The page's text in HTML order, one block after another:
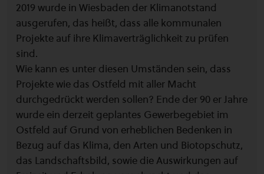
2019 wurde in Wiesbaden der Klimanotstand
ausgerufen, das heißt, dass alle kommunalen
Projekte auf ihre Klimaverträglichkeit zu prüfen
sind.
Wie kann es unter diesen Umständen sein, dass
Projekte wie das Ostfeld mit aller Macht
durchgedrückt werden sollen? Ende der 90 er Jahre
wurde ein derzeit geplantes Gewerbegebiet im
Ostfeld auf Grund von erheblichen Bedenken in
Bezug auf das Klima, den Arten und Biotopschutz,
das Landschaftsbild, sowie die Auswirkungen auf